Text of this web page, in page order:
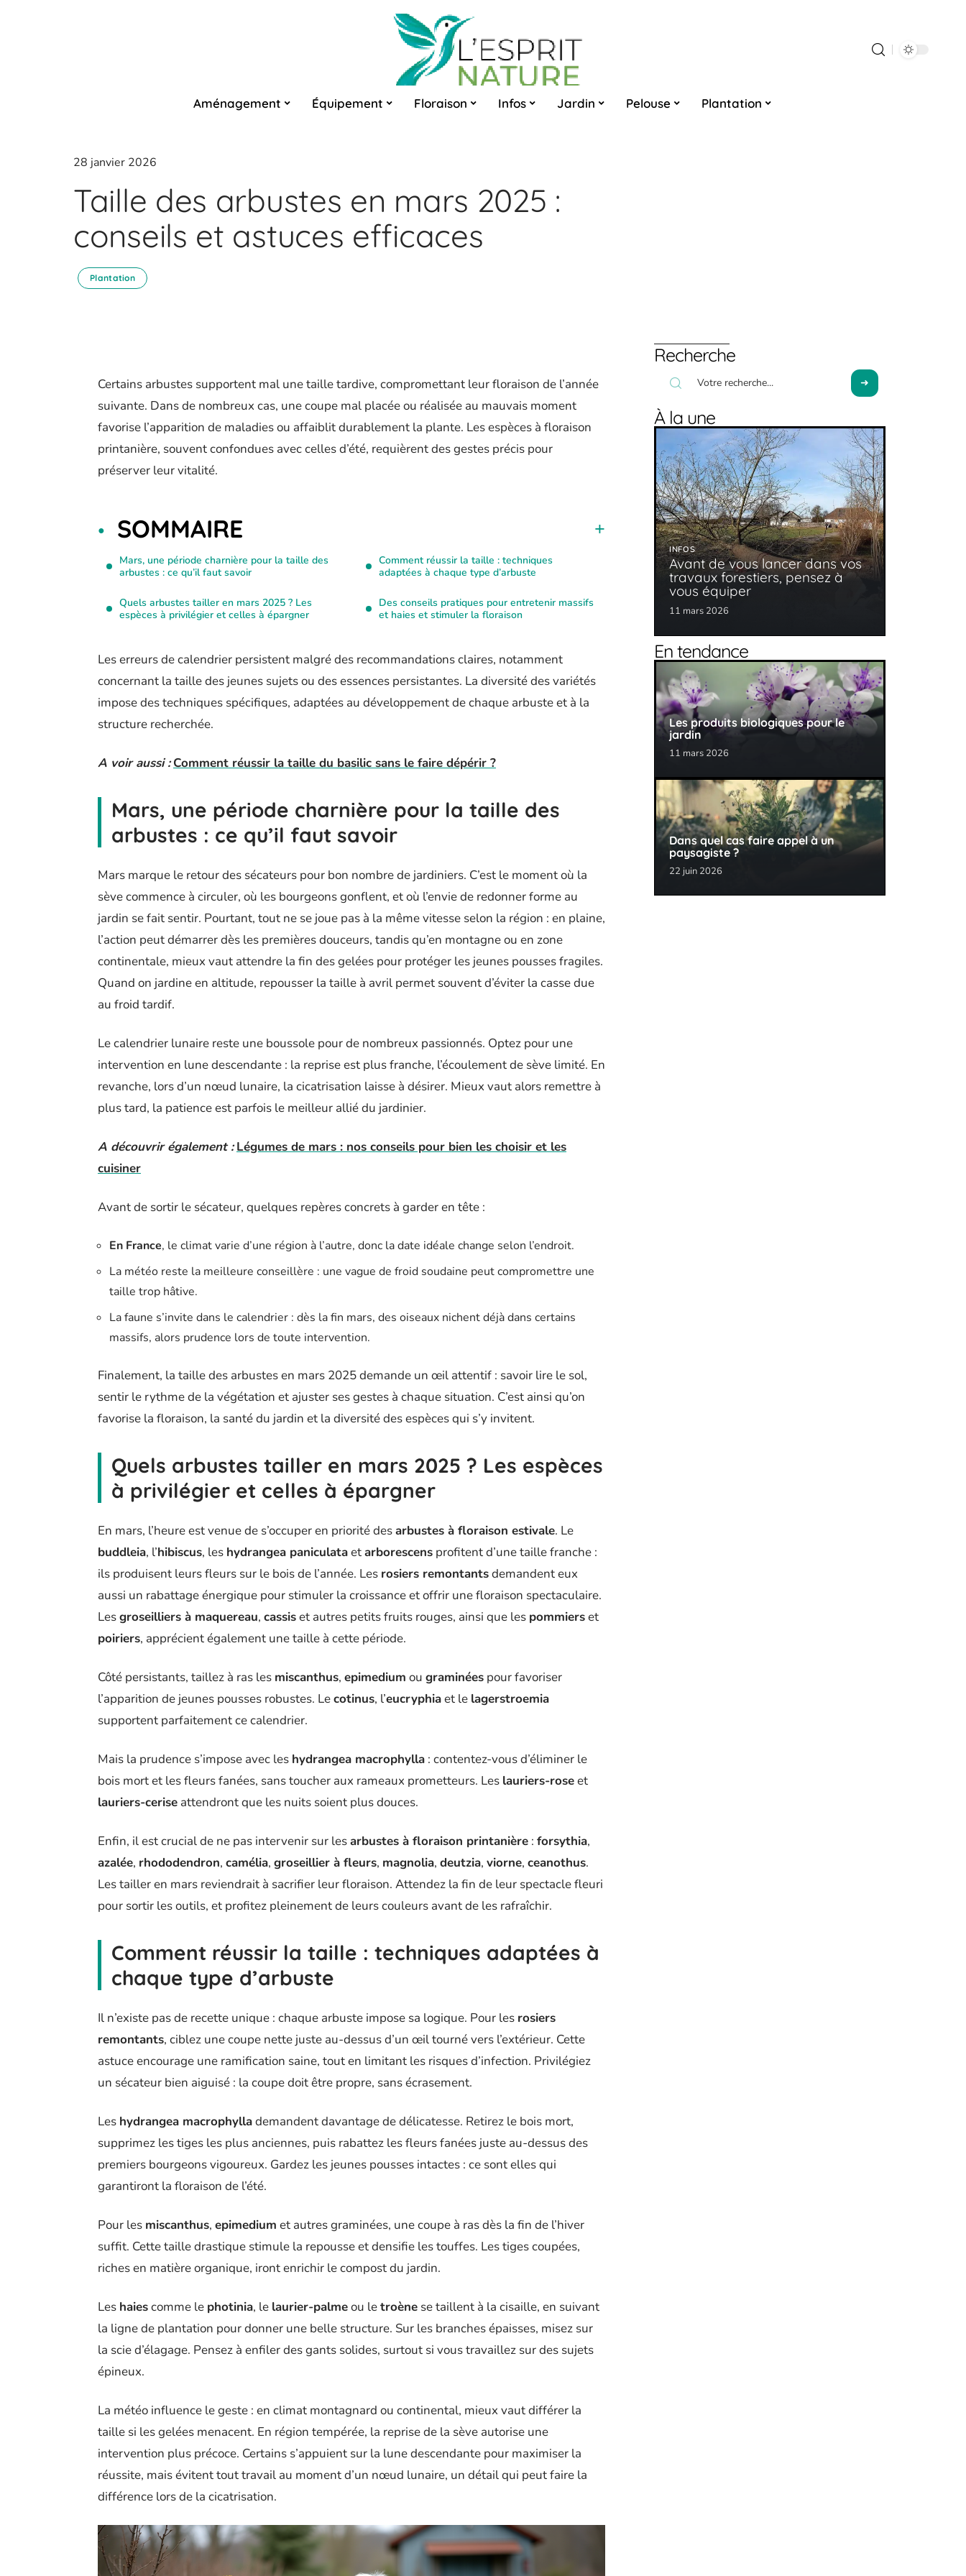
Aménagement Équipement Floraison Infos Jardin Pelouse Plantation
28 janvier 2026
Taille des arbustes en mars 2025 :
conseils et astuces efficaces
Plantation
Certains arbustes supportent mal une taille tardive, compromettant leur floraison de l’année
suivante. Dans de nombreux cas, une coupe mal placée ou réalisée au mauvais moment
favorise l’apparition de maladies ou affaiblit durablement la plante. Les espèces à floraison
printanière, souvent confondues avec celles d’été, requièrent des gestes précis pour
préserver leur vitalité.
SOMMAIRE
Mars, une période charnière pour la taille des
arbustes : ce qu’il faut savoir
Quels arbustes tailler en mars 2025 ? Les
espèces à privilégier et celles à épargner
Comment réussir la taille : techniques
adaptées à chaque type d’arbuste
Des conseils pratiques pour entretenir massifs
et haies et stimuler la floraison
Les erreurs de calendrier persistent malgré des recommandations claires, notamment
concernant la taille des jeunes sujets ou des essences persistantes. La diversité des variétés
impose des techniques spécifiques, adaptées au développement de chaque arbuste et à la
structure recherchée.
A voir aussi : Comment réussir la taille du basilic sans le faire dépérir ?
Mars, une période charnière pour la taille des
arbustes : ce qu’il faut savoir
Mars marque le retour des sécateurs pour bon nombre de jardiniers. C’est le moment où la
sève commence à circuler, où les bourgeons gonflent, et où l’envie de redonner forme au
jardin se fait sentir. Pourtant, tout ne se joue pas à la même vitesse selon la région : en plaine,
l’action peut démarrer dès les premières douceurs, tandis qu’en montagne ou en zone
continentale, mieux vaut attendre la fin des gelées pour protéger les jeunes pousses fragiles.
Quand on jardine en altitude, repousser la taille à avril permet souvent d’éviter la casse due
au froid tardif.
Le calendrier lunaire reste une boussole pour de nombreux passionnés. Optez pour une
intervention en lune descendante : la reprise est plus franche, l’écoulement de sève limité. En
revanche, lors d’un nœud lunaire, la cicatrisation laisse à désirer. Mieux vaut alors remettre à
plus tard, la patience est parfois le meilleur allié du jardinier.
A découvrir également : Légumes de mars : nos conseils pour bien les choisir et les
cuisiner
Avant de sortir le sécateur, quelques repères concrets à garder en tête :
En France, le climat varie d’une région à l’autre, donc la date idéale change selon l’endroit.
La météo reste la meilleure conseillère : une vague de froid soudaine peut compromettre une
taille trop hâtive.
La faune s’invite dans le calendrier : dès la fin mars, des oiseaux nichent déjà dans certains
massifs, alors prudence lors de toute intervention.
Finalement, la taille des arbustes en mars 2025 demande un œil attentif : savoir lire le sol,
sentir le rythme de la végétation et ajuster ses gestes à chaque situation. C’est ainsi qu’on
favorise la floraison, la santé du jardin et la diversité des espèces qui s’y invitent.
Quels arbustes tailler en mars 2025 ? Les espèces
à privilégier et celles à épargner
En mars, l’heure est venue de s’occuper en priorité desarbustes à floraison estivale. Le
buddleia, l’hibiscus, les hydrangea paniculataetarborescens profitent d’une taille franche :
ils produisent leurs fleurs sur le bois de l’année. Les rosiers remontantsdemandent eux
aussi un rabattage énergique pour stimuler la croissance et offrir une floraison spectaculaire.
Lesgroseilliers à maquereau, cassiset autres petits fruits rouges, ainsi que les pommierset
poiriers, apprécient également une taille à cette période.
Côté persistants, taillez à ras les miscanthus, epimedium ou graminées pour favoriser
l’apparition de jeunes pousses robustes. Lecotinus, l’eucryphiaet le lagerstroemia
supportent parfaitement ce calendrier.
Mais la prudence s’impose avec les hydrangea macrophylla : contentez-vous d’éliminer le
bois mort et les fleurs fanées, sans toucher aux rameaux prometteurs. Les lauriers-roseet
lauriers-cerise attendront que les nuits soient plus douces.
Enfin, il est crucial de ne pas intervenir sur lesarbustes à floraison printanière : forsythia,
azalée, rhododendron, camélia, groseillier à fleurs, magnolia, deutzia, viorne, ceanothus.
Les tailler en mars reviendrait à sacrifier leur floraison. Attendez la fin de leur spectacle fleuri
pour sortir les outils, et profitez pleinement de leurs couleurs avant de les rafraîchir.
Comment réussir la taille : techniques adaptées à
chaque type d’arbuste
Il n’existe pas de recette unique : chaque arbuste impose sa logique. Pour les rosiers
remontants, ciblez une coupe nette juste au-dessus d’un œil tourné vers l’extérieur. Cette
astuce encourage une ramification saine, tout en limitant les risques d’infection. Privilégiez
un sécateur bien aiguisé : la coupe doit être propre, sans écrasement.
Les hydrangea macrophyllademandent davantage de délicatesse. Retirez le bois mort,
supprimez les tiges les plus anciennes, puis rabattez les fleurs fanées juste au-dessus des
premiers bourgeons vigoureux. Gardez les jeunes pousses intactes : ce sont elles qui
garantiront la floraison de l’été.
Pour les miscanthus, epimedium et autres graminées, une coupe à ras dès la fin de l’hiver
suffit. Cette taille drastique stimule la repousse et densifie les touffes. Les tiges coupées,
riches en matière organique, iront enrichir le compost du jardin.
Les haiescomme le photinia, le laurier-palmeou letroène se taillent à la cisaille, en suivant
la ligne de plantation pour donner une belle structure. Sur les branches épaisses, misez sur
la scie d’élagage. Pensez à enfiler des gants solides, surtout si vous travaillez sur des sujets
épineux.
La météo influence le geste : en climat montagnard ou continental, mieux vaut différer la
taille si les gelées menacent. En région tempérée, la reprise de la sève autorise une
intervention plus précoce. Certains s’appuient sur la lune descendante pour maximiser la
réussite, mais évitent tout travail au moment d’un nœud lunaire, un détail qui peut faire la
différence lors de la cicatrisation.
Recherche
À la une
INFOS
Avant de vous lancer dans vos
travaux forestiers, pensez à
vous équiper
11 mars 2026
En tendance
Les produits biologiques pour le
jardin
11 mars 2026
Dans quel cas faire appel à un
paysagiste ?
22 juin 2026